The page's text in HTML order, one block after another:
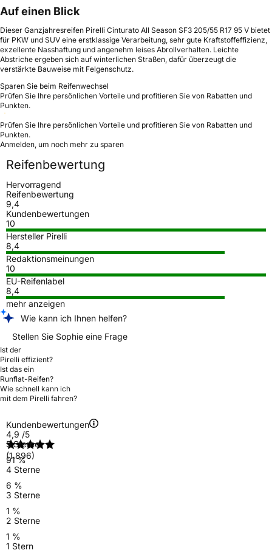
Auf einen Blick
Dieser Ganzjahresreifen Pirelli Cinturato All Season SF3 205/55 R17 95 V bietet
für PKW und SUV eine erstklassige Verarbeitung, sehr gute Kraftstoffeffizienz,
exzellente Nasshaftung und angenehm leises Abrollverhalten. Leichte
Abstriche ergeben sich auf winterlichen Straßen, dafür überzeugt die
verstärkte Bauweise mit Felgenschutz.
Sparen Sie beim Reifenwechsel
Prüfen Sie Ihre persönlichen Vorteile und profitieren Sie von Rabatten und
Punkten.
Prüfen Sie Ihre persönlichen Vorteile und profitieren Sie von Rabatten und
Punkten.
Anmelden, um noch mehr zu sparen
Reifenbewertung
Hervorragend
Reifenbewertung
9,4
Kundenbewertungen
10
Hersteller Pirelli
8,4
Redaktionsmeinungen
10
EU-Reifenlabel
8,4
mehr anzeigen
Wie kann ich Ihnen helfen?
Stellen Sie Sophie eine Frage
Ist der
Pirelli effizient?
Ist das ein
Runflat-Reifen?
Wie schnell kann ich
mit dem Pirelli fahren?
Kundenbewertungen
4,9 /5
(1.896)
5 Sterne
91 %
4 Sterne
6 %
3 Sterne
1 %
2 Sterne
1 %
1 Stern